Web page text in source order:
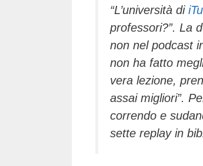
“L’università di
professori?”. La
non nel podcast
non ha fatto
vera lezione,
assai migliori”.
correndo e
sette replay in